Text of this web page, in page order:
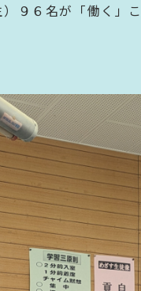
９６名が「働く」